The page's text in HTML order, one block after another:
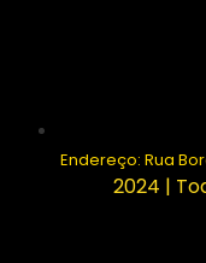
Endereço: Rua
2024 |